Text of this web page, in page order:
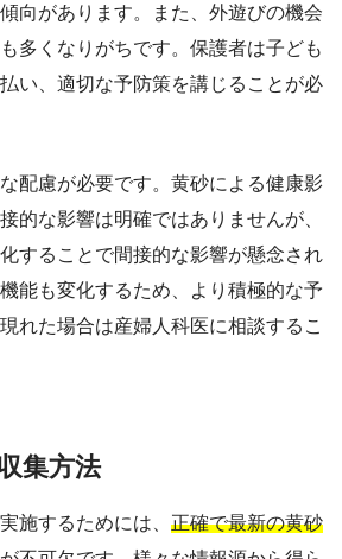
向があります。また、外遊びの機会
多くなりがちです。保護者は子ども
い、適切な予防策を講じることが必
配慮が必要です。黄砂による健康影
的な影響は明確ではありませんが、
することで間接的な影響が懸念され
能も変化するため、より積極的な予
れた場合は産婦人科医に相談するこ
集方法
施するためには、 正確で最新の黄砂